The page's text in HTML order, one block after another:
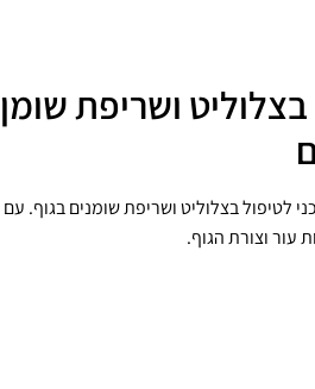
בצלוליט ושריפת
וצורת הגוף.